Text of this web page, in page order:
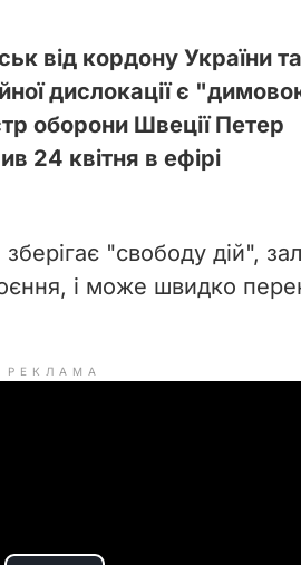
від кордону України та
дислокації є
оборони Швеції Петер
24 квітня в ефірі
"свободу дій",
і може швидко
РЕКЛАМА